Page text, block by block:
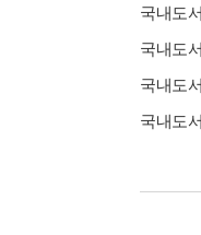
국내도
국내도
국내도
국내도